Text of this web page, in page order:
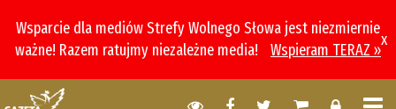
Wsparcie dla mediów Strefy Wolnego Słowa jest niezmiernie
ważne! Razem ratujmy niezależne media!
Wspieram TERAZ »
x